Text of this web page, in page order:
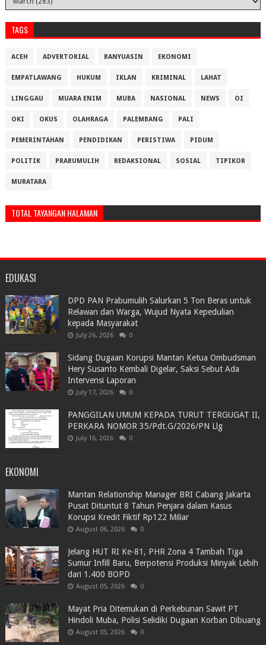
TAGS
ACEH ADVERTORIAL BANYUASIN EKONOMI
EMPATLAWANG HUKUM IKLAN KRIMINAL LAHAT
LINGGAU MUARA ENIM MUBA NASIONAL NEWS OI
OKI OKUS OLAHRAGA PALEMBANG PALI
PEMERINTAHAN PENDIDIKAN PERISTIWA PIDUM
POLITIK PRABUMULIH REDAKSIONAL SOSIAL TIPIKOR
MURATARA
TOTAL TAYANGAN HALAMAN
EDUKASI
DPD PAN Prabumulih Salurkan 5 Ton Beras untuk
Relawan dan Warga, Wujud Nyata Kepedulian
kepada Masyarakat
July 26, 2026 0
Sidang Dugaan Korupsi Mantan Ketua Ombudsman
Hery Susanto Kembali Digelar, Saksi Sebut Ada
Intervensi Laporan
July 17, 2026 0
PANGGILAN UMUM KEPADA TURUT TERGUGAT II,
PERKARA NOMOR 35/Pdt.G/2026/PN Llg
July 16, 2026 0
EKONOMI
Mantan Relationship Manager BRI Cabang Jakarta
Pusat Dituntut 8 Tahun Penjara dalam Kasus
Korupsi Kredit Fiktif Rp122 Miliar
August 06, 2026 0
Jelang HUT RI Ke-81, PHR Zona 4 Tambah Tiga
Sumur Infill Baru, Berpotensi Produksi Minyak Lebih
dari 1.400 BOPD
August 05, 2026 0
Mayat Pria Ditemukan di Perkebunan Sawit PT
Hindoli Muba, Polisi Selidiki Dugaan Korban Dibuang
August 03, 2026 0